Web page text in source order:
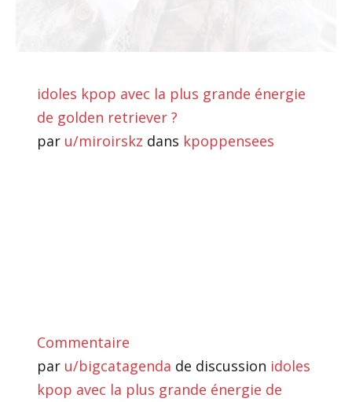
idoles kpop avec la plus grande énergie
de golden retriever ?
par u/miroirskz dans kpoppensees
Commentaire
par u/bigcatagenda de discussion idoles
kpop avec la plus grande énergie de